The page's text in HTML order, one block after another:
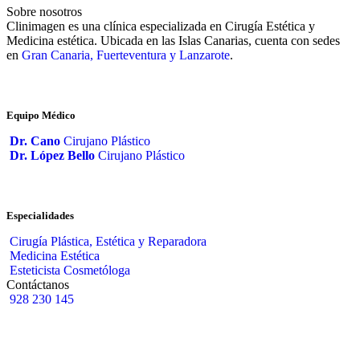
Sobre nosotros
Clinimagen es una clínica especializada en Cirugía Estética y
Medicina estética. Ubicada en las Islas Canarias, cuenta con sedes
en Gran Canaria, Fuerteventura y Lanzarote.
Equipo Médico
Dr. Cano Cirujano Plástico
Dr. López Bello Cirujano Plástico
Especialidades
Cirugía Plástica, Estética y Reparadora
Medicina Estética
Esteticista Cosmetóloga
Contáctanos
928 230 145